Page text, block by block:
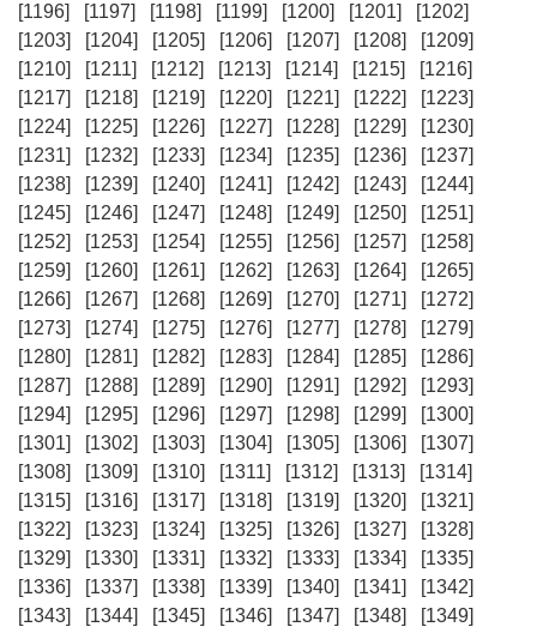
[1196]
[1197] [1198] [1199] [1200] [1201]
[1202]
[1203]
[1204] [1205] [1206] [1207] [1208]
[1209]
[1210]
[1211] [1212] [1213] [1214] [1215]
[1216]
[1217]
[1218] [1219] [1220] [1221] [1222]
[1223]
[1224]
[1225] [1226] [1227] [1228] [1229]
[1230]
[1231]
[1232] [1233] [1234] [1235] [1236]
[1237]
[1238]
[1239] [1240] [1241] [1242] [1243]
[1244]
[1245]
[1246] [1247] [1248] [1249] [1250]
[1251]
[1252]
[1253] [1254] [1255] [1256] [1257]
[1258]
[1259]
[1260] [1261] [1262] [1263] [1264]
[1265]
[1266]
[1267] [1268] [1269] [1270] [1271]
[1272]
[1273]
[1274] [1275] [1276] [1277] [1278]
[1279]
[1280]
[1281] [1282] [1283] [1284] [1285]
[1286]
[1287]
[1288] [1289] [1290] [1291] [1292]
[1293]
[1294]
[1295] [1296] [1297] [1298] [1299]
[1300]
[1301]
[1302] [1303] [1304] [1305] [1306]
[1307]
[1308]
[1309] [1310] [1311] [1312] [1313]
[1314]
[1315]
[1316] [1317] [1318] [1319] [1320]
[1321]
[1322]
[1323] [1324] [1325] [1326] [1327]
[1328]
[1329]
[1330] [1331] [1332] [1333] [1334]
[1335]
[1336]
[1337] [1338] [1339] [1340] [1341]
[1342]
[1343]
[1344] [1345] [1346] [1347] [1348]
[1349]